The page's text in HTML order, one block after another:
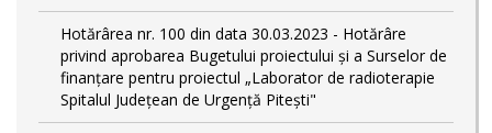
Hotărârea nr. 100 din data 30.03.2023 - Hotărâre
privind aprobarea Bugetului proiectului și a Surselor de
finanțare pentru proiectul „Laborator de radioterapie
Spitalul Județean de Urgență Pitești"